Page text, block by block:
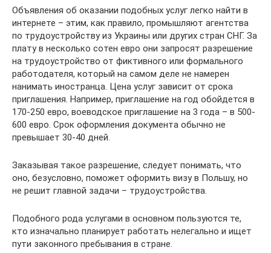
Объявления об оказании подобных услуг легко найти в
интернете – этим, как правило, промышляют агентства
по трудоустройству из Украины или других стран СНГ. За
плату в несколько сотен евро они запросят разрешение
на трудоустройство от фиктивного или формального
работодателя, который на самом деле не намерен
нанимать иностранца. Цена услуг зависит от срока
приглашения. Например, приглашение на год обойдется в
170-250 евро, воеводское приглашение на 3 года – в 500-
600 евро. Срок оформления документа обычно не
превышает 30-40 дней.
Заказывая такое разрешение, следует понимать, что
оно, безусловно, поможет оформить визу в Польшу, но
не решит главной задачи – трудоустройства.
Подобного рода услугами в основном пользуются те,
кто изначально планирует работать нелегально и ищет
пути законного пребывания в стране.